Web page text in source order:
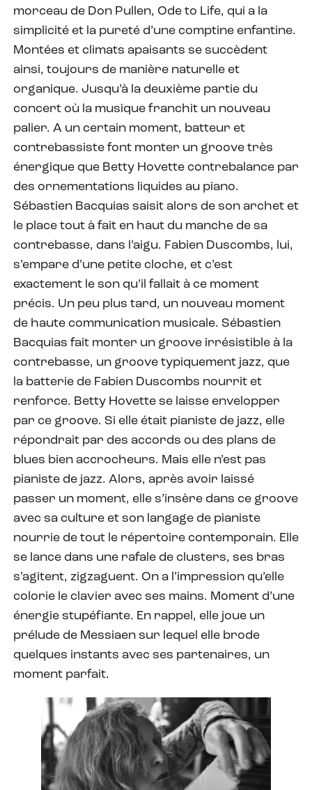
morceau de Don Pullen, Ode to Life, qui a la
simplicité et la pureté d’une comptine enfantine.
Montées et climats apaisants se succèdent
ainsi, toujours de manière naturelle et
organique. Jusqu’à la deuxième partie du
concert où la musique franchit un nouveau
palier. A un certain moment, batteur et
contrebassiste font monter un groove très
énergique que Betty Hovette contrebalance par
des ornementations liquides au piano.
Sébastien Bacquias saisit alors de son archet et
le place tout à fait en haut du manche de sa
contrebasse, dans l’aigu. Fabien Duscombs, lui,
s’empare d’une petite cloche, et c’est
exactement le son qu’il fallait à ce moment
précis. Un peu plus tard, un nouveau moment
de haute communication musicale. Sébastien
Bacquias fait monter un groove irrésistible à la
contrebasse, un groove typiquement jazz, que
la batterie de Fabien Duscombs nourrit et
renforce. Betty Hovette se laisse envelopper
par ce groove. Si elle était pianiste de jazz, elle
répondrait par des accords ou des plans de
blues bien accrocheurs. Mais elle n’est pas
pianiste de jazz. Alors, après avoir laissé
passer un moment, elle s’insère dans ce groove
avec sa culture et son langage de pianiste
nourrie de tout le répertoire contemporain. Elle
se lance dans une rafale de clusters, ses bras
s’agitent, zigzaguent. On a l’impression qu’elle
colorie le clavier avec ses mains. Moment d’une
énergie stupéfiante. En rappel, elle joue un
prélude de Messiaen sur lequel elle brode
quelques instants avec ses partenaires, un
moment parfait.